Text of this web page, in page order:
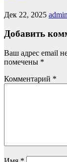
Дек 22, 2025
Добавить
Ваш адрес email
помечены *
Комментарий *